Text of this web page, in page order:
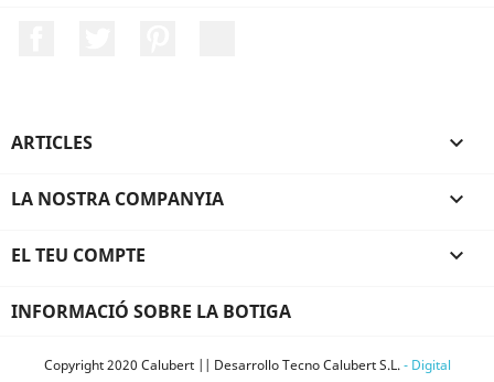
ARTICLES 
LA NOSTRA COMPANYIA 
EL TEU COMPTE 
INFORMACIÓ SOBRE LA BOTIGA
Copyright 2020 Calubert || Desarrollo Tecno Calubert S.L.- Digital